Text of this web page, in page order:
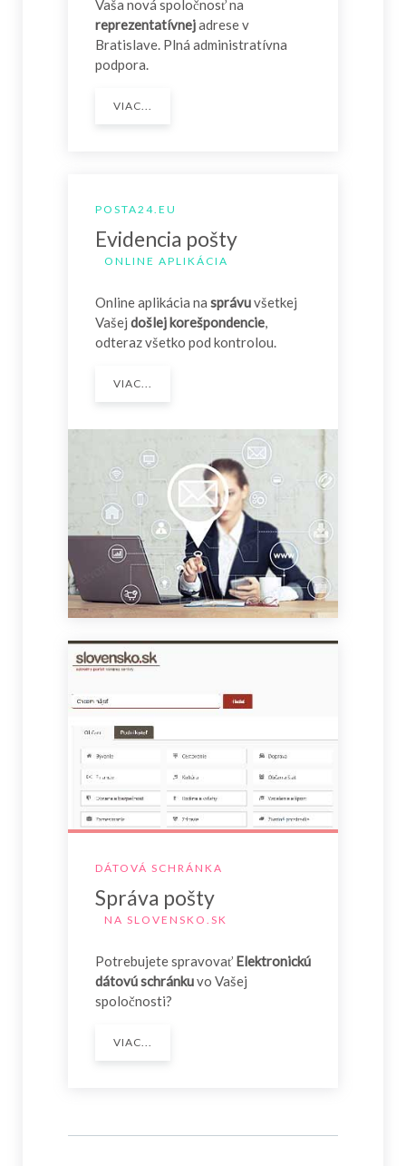
Vaša nová spoločnosť na
reprezentatívnejadrese v
Bratislave. Plná administratívna
podpora.
VIAC...
POSTA24.EU
Evidencia pošty
ONLINE APLIKÁCIA
Online aplikácia na správuvšetkej
Vašej došlej korešpondencie,
odteraz všetko pod kontrolou.
VIAC...
DÁTOVÁ SCHRÁNKA
Správa pošty
NA SLOVENSKO.SK
Potrebujete spravovať Elektronickú
dátovú schránkuvo Vašej
spoločnosti?
VIAC...